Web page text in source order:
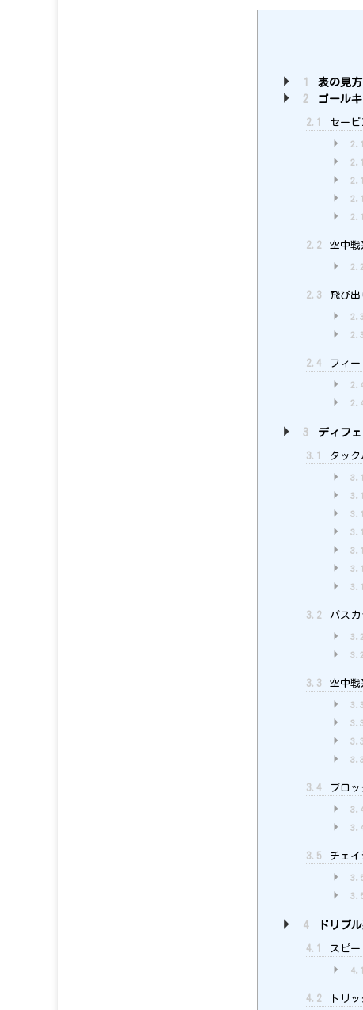
1
表の見方
2
ゴール
2.1 セービ
2.2 空中戦
2.3 飛び出
2.4 フィー
3 ディフ
3.1 タック
3.2 パスカ
3.3 空中戦
3.4 ブロッ
3.5 チェイ
4 ドリブ
4.1 スピー
4.2 トリッ